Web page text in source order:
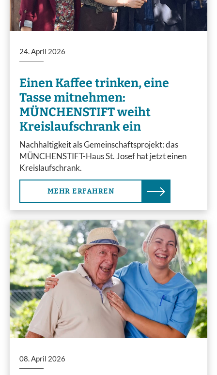
24. April 2026
Einen Kaffee trinken, eine
Tasse mitnehmen:
MÜNCHENSTIFT weiht
Kreislaufschrank ein
Nachhaltigkeit als Gemeinschaftsprojekt: das
MÜNCHENSTIFT-Haus St. Josef hat jetzt einen
Kreislaufschrank.
MEHR ERFAHREN
08. April 2026